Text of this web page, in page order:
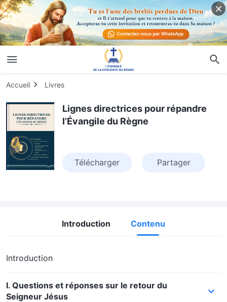
Accueil Livres
Lignes directrices pour répandre
l’Évangile du Règne
Télécharger Partager
Introduction Contenu
Introduction
I. Questions et réponses sur le retour du
Seigneur Jésus